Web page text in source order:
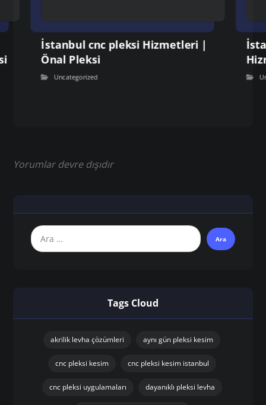
İstanbul cnc pleksi Hizmetleri |
Önal Pleksi
Uncategorized
Yorumlar devre dışıdır
Tags Cloud
akrilik levha çözümleri aynı gün pleksi kesim
cnc pleksi kesim cnc pleksi kesim istanbul
cnc pleksi uygulamaları dayanıklı pleksi levha